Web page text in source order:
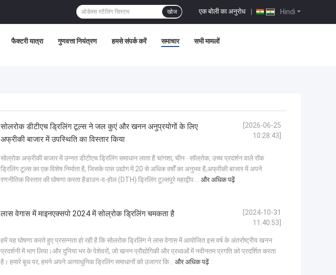
Hindi
एक बोली का अनुरोध |
खोज
फैक्टरी यात्रा गुणवत्ता नियंत्रण हमसे संपर्क करें समाचार सभी मामलों
सोलरोक डीटीएच ड्रिलिंग टूल्स ने जल कुएं और खनन अनुप्रयोगों के लिए
अफ्रीकी बाजार में उपस्थिति का विस्तार किया
[2026-06-25
10:28:43]
सोल्रोक अफ्रीकी बाजार में उन्नत डीटीएच ड्रिलिंग समाधान लाता है चांगशा, चीन ∙ सॉल्रोक, उच्च प्रदर्शन वाले रॉक
ड्रिलिंग टूल्स का एक विशेष निर्माता है, जिसके पास उद्योग में 20 से अधिक वर्षों का अनुभव है,अफ्रीकी बाजार में अपने
रणनीतिक विस्तार की घोषणा करता हैडाउन-द-होल (DTH) ड्रिलिंग टूल्सपूरे महाद्वीप ... और अधिक पढ़ें
लास वेगास में माइनएक्सपो 2024 में सोल्रोक ड्रिलिंग चमकता है
[2024-10-31
11:40:53]
हमें यह घोषणा करते हुए प्रसन्नता हो रही है कि सोलरोक ड्रिलिंग ने लास वेगास में आयोजित इस वर्ष के अंतर्राष्ट्रीय खनन
प्रदर्शनी में भाग लिया।और दुनिया भर के पेशेवरों, जो खनन प्रौद्योगिकी और प्रथाओं में नवीनतम प्रगति को प्रदर्शित करता
है। हमारे बूथ पर, हमने अपने अत्याधुनिक ड्रिलिंग समाधानों को उजागर कि... और अधिक पढ़ें